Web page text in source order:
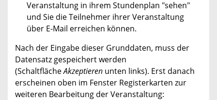
Veranstaltung in ihrem Stundenplan "sehen"
und Sie die Teilnehmer ihrer Veranstaltung
über E-Mail erreichen können.
Nach der Eingabe dieser Grunddaten, muss der
Datensatz gespeichert werden
(SchaltflächeAkzeptieren unten links). Erst danach
erscheinen oben im Fenster Registerkarten zur
weiteren Bearbeitung der Veranstaltung: